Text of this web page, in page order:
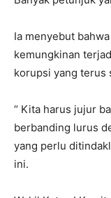
Ia menyebut
kemungkinan
korupsi yang terus
“ Kita harus jujur
berbanding lurus
yang perlu
ini.